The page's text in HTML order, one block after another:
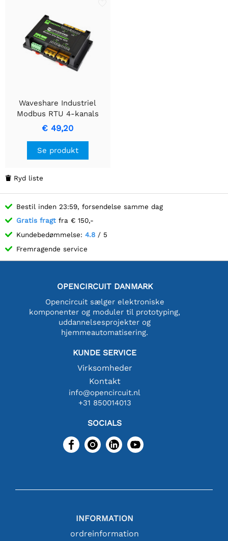
Waveshare Industriel
Modbus RTU 4-kanals
relæmodul med RS485-
interface, 30A høj strøm,
ombord LED-indikatorer,
multi-isolation
industri-grade skinne-
€ 49,20
Se produkt
 Ryd liste
Bestil inden 23:59, forsendelse samme dag
Gratis fragt fra € 150,-
Kundebedømmelse: 4.8 / 5
Fremragende service
OPENCIRCUIT DANMARK
Opencircuit sælger elektroniske
komponenter og moduler til prototyping,
uddannelsesprojekter og
hjemmeautomatisering.
KUNDE SERVICE
Virksomheder
Kontakt
info@opencircuit.nl
+31 850014013
SOCIALS
INFORMATION
ordreinformation